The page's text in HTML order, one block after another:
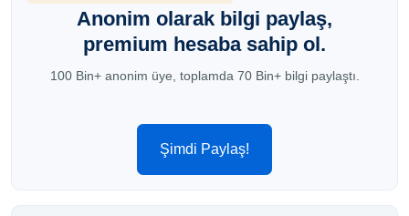
Anonim olarak bilgi paylaş,
premium hesaba sahip ol.
100 Bin+ anonim üye, toplamda 70 Bin+ bilgi paylaştı.
Şimdi Paylaş!